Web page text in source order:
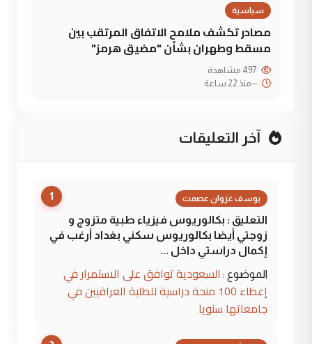
سياسية
مصادر تكشف ملامح الاتفاق المرتقب بين
مسقط وطهران بشأن "مضيق هرمز"
--منذ 22 ساعة
آخر التعليقات
1 يوسف غزوان عصمت
التعليق : بكالوريوس فيزياء طبية متزوج و
زوجتي أيضا بكالوريوس سكني بغداد أرغب في
إكمال دراستي داخل ...
الموضوع : السعودية توافق على الاستمرار في
إعطاء 100 منحة دراسية للطلبة العراقيين في
جامعاتها سنويا